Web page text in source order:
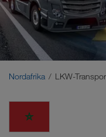
Russland
Naher Osten
Nordafrika LKW-